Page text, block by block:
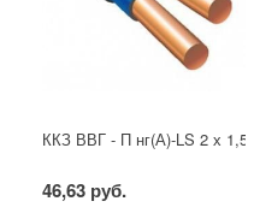
ККЗ ВВГ - П нг(А)-LS 2 х 1,5
46,63 руб.